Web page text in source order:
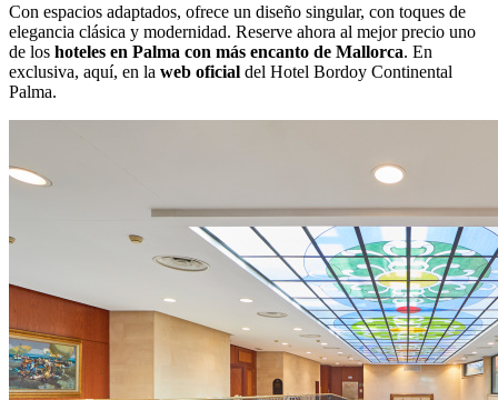
Con espacios adaptados, ofrece un diseño singular, con toques de
elegancia clásica y modernidad. Reserve ahora al mejor precio uno
de los hoteles en Palma con más encanto de Mallorca. En
exclusiva, aquí, en la web oficial del Hotel Bordoy Continental
Palma.